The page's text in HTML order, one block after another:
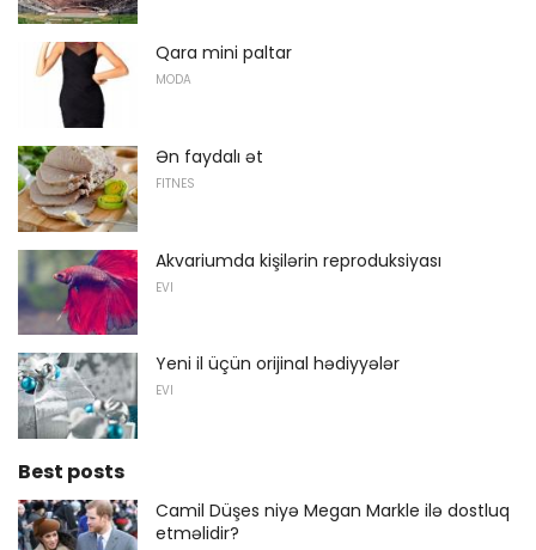
Qara mini paltar
MODA
Ən faydalı ət
FITNES
Akvariumda kişilərin reproduksiyası
EVI
Yeni il üçün orijinal hədiyyələr
EVI
Best posts
Camil Düşes niyə Megan Markle ilə dostluq
etməlidir?